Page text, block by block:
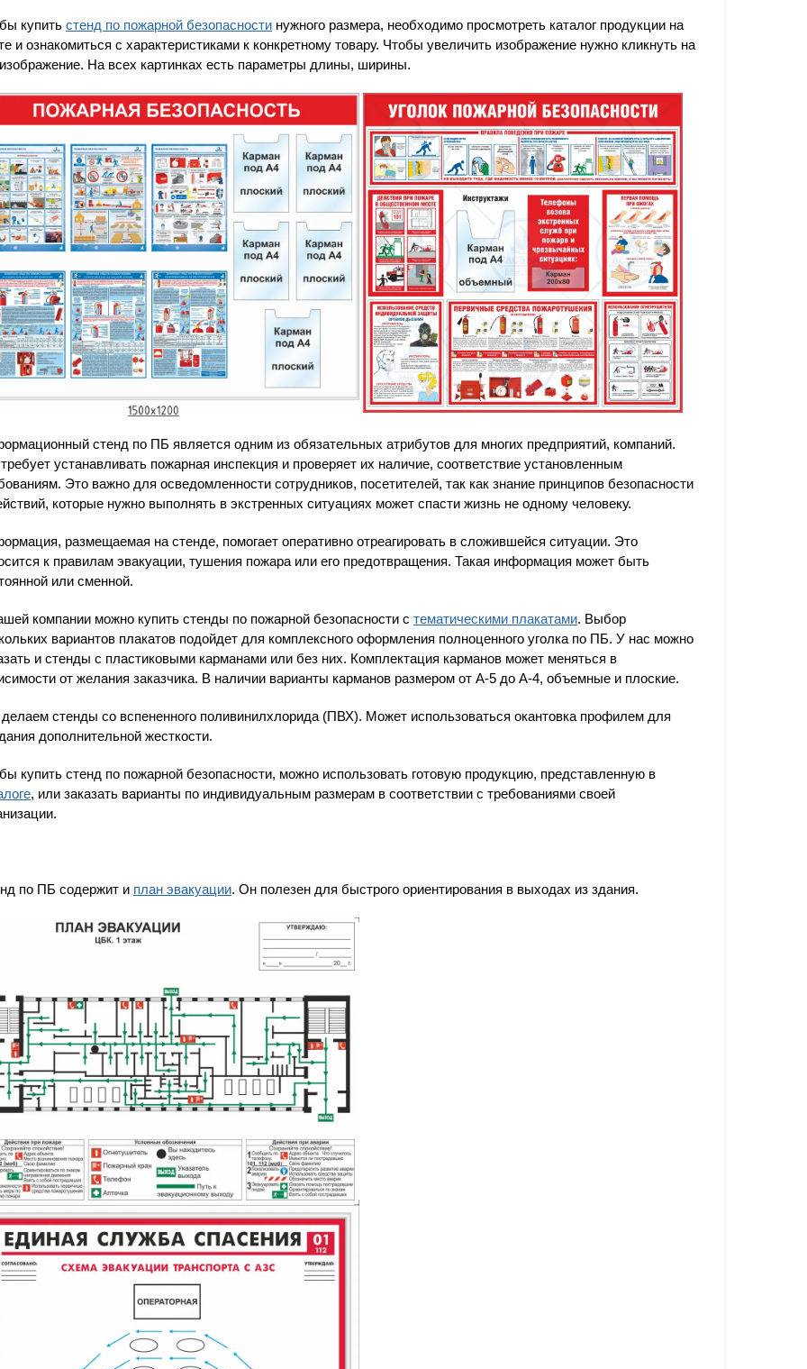
купить стенд по пожарной безопасности нужного размера, необходимо просмотреть каталог продукции на
и ознакомиться с характеристиками к конкретному товару. Чтобы увеличить изображение нужно кликнуть на
На всех картинках есть параметры длины, ширины.
стенд по ПБ является одним из обязательных атрибутов для многих предприятий, компаний.
устанавливать пожарная инспекция и проверяет их наличие, соответствие установленным
Это важно для осведомленности сотрудников, посетителей, так как знание принципов безопасности
которые нужно выполнять в экстренных ситуациях может спасти жизнь не одному человеку.
размещаемая на стенде, помогает оперативно отреагировать в сложившейся ситуации. Это
к правилам эвакуации, тушения пожара или его предотвращения. Такая информация может быть
или сменной.
компании можно купить стенды по пожарной безопасности с тематическими плакатами. Выбор
вариантов плакатов подойдет для комплексного оформления полноценного уголка по ПБ. У нас можно
и стенды с пластиковыми карманами или без них. Комплектация карманов может меняться в
от желания заказчика. В наличии варианты карманов размером от А-5 до А-4, объемные и плоские.
стенды со вспененного поливинилхлорида (ПВХ). Может использоваться окантовка профилем для
дополнительной жесткости.
купить стенд по пожарной безопасности, можно использовать готовую продукцию, представленную в
, или заказать варианты по индивидуальным размерам в соответствии с требованиями своей
по ПБ содержит и план эвакуации. Он полезен для быстрого ориентирования в выходах из здания.